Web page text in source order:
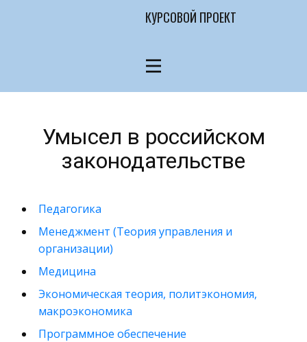
КУРСОВОЙ ПРОЕКТ
Умысел в российском
законодательстве
Педагогика
Менеджмент (Теория управления и
организации)
Медицина
Экономическая теория, политэкономия,
макроэкономика
Программное обеспечение